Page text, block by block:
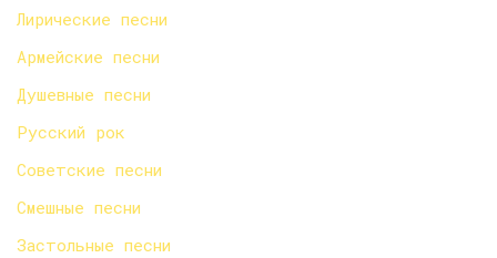
Лирические песни
Армейские песни
Душевные песни
Русский рок
Советские песни
Смешные песни
Застольные песни